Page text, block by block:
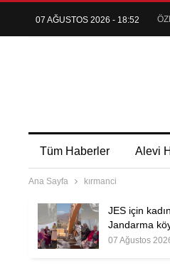
07 AĞUSTOS 2026 - 18:52
Tüm Haberler Alevi
Ana Sayfa kırmanci
JES için
Jandarma
07 Ağustos